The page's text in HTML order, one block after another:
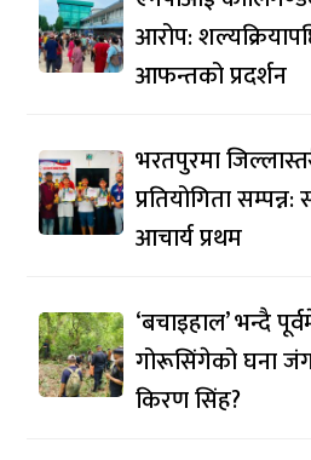
आरोप:
आफन्तको प्रदर्शन
भरतपुरमा
प्रतियोगिता
आचार्य प्रथम
‘बचाइहाल’ भन्दै
गोरूसिंगेको घना
किरण सिंह?